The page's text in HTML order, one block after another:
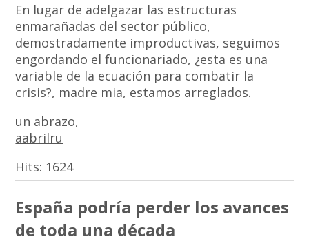
En lugar de adelgazar las estructuras
enmarañadas del sector público,
demostradamente improductivas, seguimos
engordando el funcionariado, ¿esta es una
variable de la ecuación para combatir la
crisis?, madre mia, estamos arreglados.
un abrazo,
aabrilru
Hits: 1624
España podría perder los avances
de toda una década